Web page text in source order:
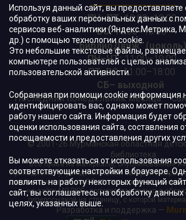
ПН–ПТ:10:00–18:00
ВС:11:00–18:00
"БиблиоДвиж" (цоколь)
ПН–ЧТ:11:00–19:00
ПТ, ВС:11:00–18:00
СБ– выходной
Последний понедельник месяца –
© 2001-26 Мурманская областная
библиотека
Все права на материалы, опубликованные
принадлежат учреждению и/или авторам и
с законодательством РФ. Использование
на сайте МОДЮБ, допускается только с
гиперссылкой на страницу, с которой
Разработка и поддержка —
Используя данный сайт, вы предоставляете
обработку ваших персональных данных с
сервисов веб-аналитики (Яндекс.Метрика,
др.) с помощью технологии cookie.
Это небольшие текстовые файлы,
компьютере пользователей с целью
пользовательской активности.
Собранная при помощи cookie информация
идентифицировать вас, однако может
работу нашего сайта. Информация будет
оценки использования сайта, составления
посещаемости и предоставления других
Вы можете отказаться от использования
соответствующие настройки в браузере.
повлиять на работу некоторых функций
сайт, вы соглашаетесь на обработку данных
целях, указанных выше.